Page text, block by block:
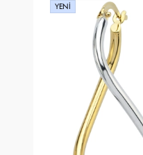
YENI